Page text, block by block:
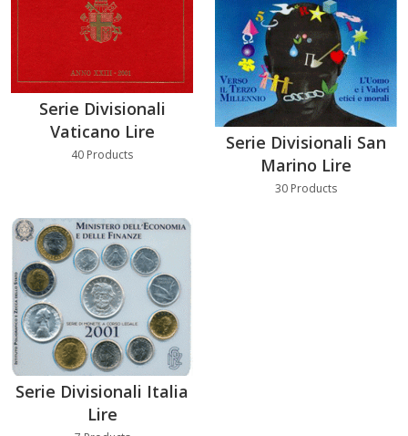
Serie Divisionali
Vaticano Lire
40 Products
Serie Divisionali San
Marino Lire
30 Products
Serie Divisionali Italia
Lire